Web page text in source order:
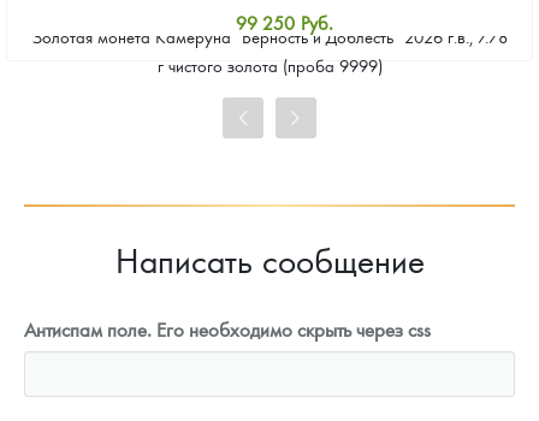
Золотая монета Камеруна "Верность и Доблесть" 2026 г.в., 7.78
г чистого золота (проба 9999)
99 250 Руб.
Стандартная цена
Цена выкупа
Написать сообщение
Антиспам поле. Его необходимо скрыть через css